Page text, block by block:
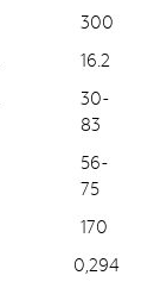
300
16.2
30-
83
56-
75
170
0,294